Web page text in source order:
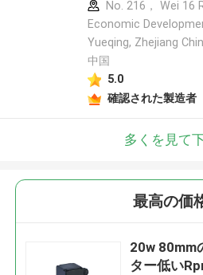
No. 216， Wei 16
Economic
Yueqing, Zhejiang
中国
5.0
確認された製造者
多くを見て
最高の価
20w 80mm
ター低い